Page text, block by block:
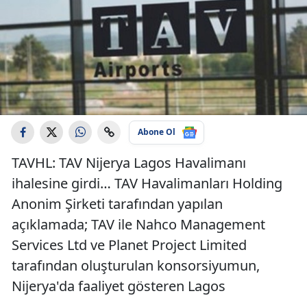
Abone Ol
TAVHL: TAV Nijerya Lagos Havalimanı
ihalesine girdi… TAV Havalimanları Holding
Anonim Şirketi tarafından yapılan
açıklamada; TAV ile Nahco Management
Services Ltd ve Planet Project Limited
tarafından oluşturulan konsorsiyumun,
Nijerya'da faaliyet gösteren Lagos